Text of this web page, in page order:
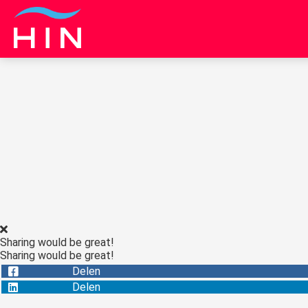
Sharing would be great!
Sharing would be great!
Delen
Delen